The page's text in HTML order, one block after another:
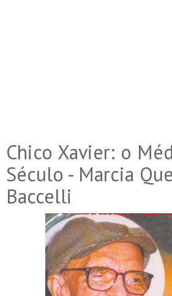
Chico Xavier: o
Século - Marcia
Baccelli